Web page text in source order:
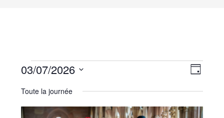
parvues
JOUR
03/07/2026
une
date.
Toute la journée